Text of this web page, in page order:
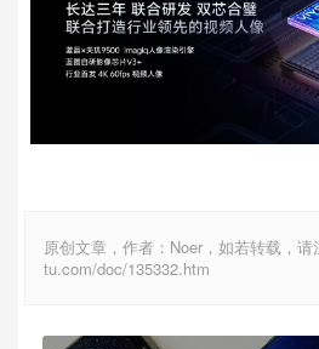
原创文章，作者：Noer，如若转载，
tu.com/doc/135332.htm